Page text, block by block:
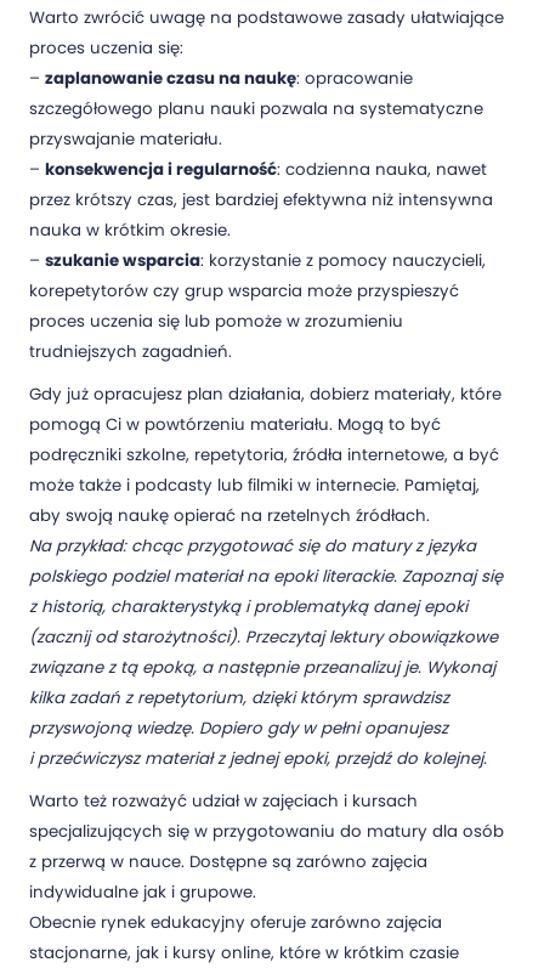
Warto zwrócić uwagę na podstawowe zasady ułatwiające
proces uczenia się:
– zaplanowanie czasu na naukę: opracowanie
szczegółowego planu nauki pozwala na systematyczne
przyswajanie materiału.
– konsekwencja i regularność: codzienna nauka, nawet
przez krótszy czas, jest bardziej efektywna niż intensywna
nauka w krótkim okresie.
– szukanie wsparcia: korzystanie z pomocy nauczycieli,
korepetytorów czy grup wsparcia może przyspieszyć
proces uczenia się lub pomoże w zrozumieniu
trudniejszych zagadnień.
Gdy już opracujesz plan działania, dobierz materiały, które
pomogą Ci w powtórzeniu materiału. Mogą to być
podręczniki szkolne, repetytoria, źródła internetowe, a być
może także i podcasty lub filmiki w internecie. Pamiętaj,
aby swoją naukę opierać na rzetelnych źródłach.
Na przykład: chcąc przygotować się do matury z języka
polskiego podziel materiał na epoki literackie. Zapoznaj się
z historią, charakterystyką i problematyką danej epoki
(zacznij od starożytności). Przeczytaj lektury obowiązkowe
związane z tą epoką, a następnie przeanalizuj je. Wykonaj
kilka zadań z repetytorium, dzięki którym sprawdzisz
przyswojoną wiedzę. Dopiero gdy w pełni opanujesz
i przećwiczysz materiał z jednej epoki, przejdź do kolejnej.
Warto też rozważyć udział w zajęciach i kursach
specjalizujących się w przygotowaniu do matury dla osób
z przerwą w nauce. Dostępne są zarówno zajęcia
indywidualne jak i grupowe.
Obecnie rynek edukacyjny oferuje zarówno zajęcia
stacjonarne, jak i kursy online, które w krótkim czasie